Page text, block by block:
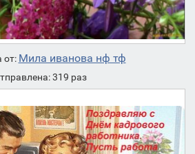
от: Мила иванова нф тф
319 раз